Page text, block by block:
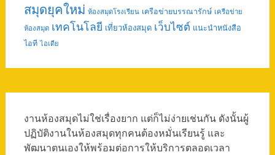
สมุดยุคใหม่ ห้องสมุดโรงเรียน เครือข่ายบรรณารักษ์ เครือข่าย
ห้องสมุด เทคโนโลยี เที่ยวห้องสมุด เว็บไซต์ แนะนำหนังสือ
ไอที ไอเดีย
งานห้องสมุดไม่ใช่เรื่องยาก แต่ก็ไม่ง่ายเช่นกัน ดังนั้นผู้
ปฏิบัติงานในห้องสมุดทุกคนต้องหมั่นเรียนรู้ และ
พัฒนาตนเองให้พร้อมต่อการให้บริการตลอดเวลา